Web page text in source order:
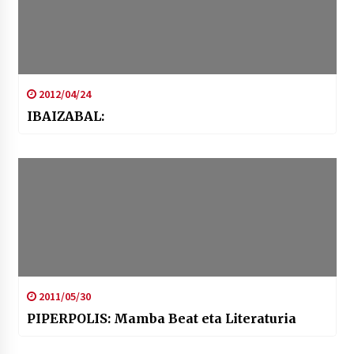
2012/04/24
IBAIZABAL:
2011/05/30
PIPERPOLIS: Mamba Beat eta Literaturia